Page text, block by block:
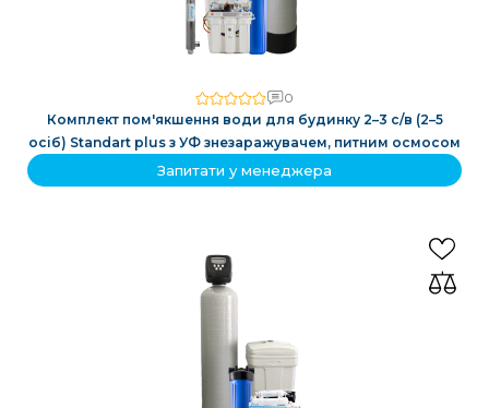
0
Комплект пом'якшення води для будинку 2–3 с/в (2–5
осіб) Standart plus з УФ знезаражувачем, питним осмосом
Запитати у менеджера